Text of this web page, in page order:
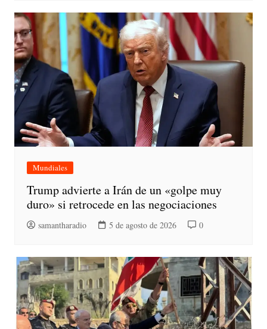
Mundiales
Trump advierte a Irán de un «golpe muy
duro» si retrocede en las negociaciones
samantharadio 5 de agosto de 2026 0